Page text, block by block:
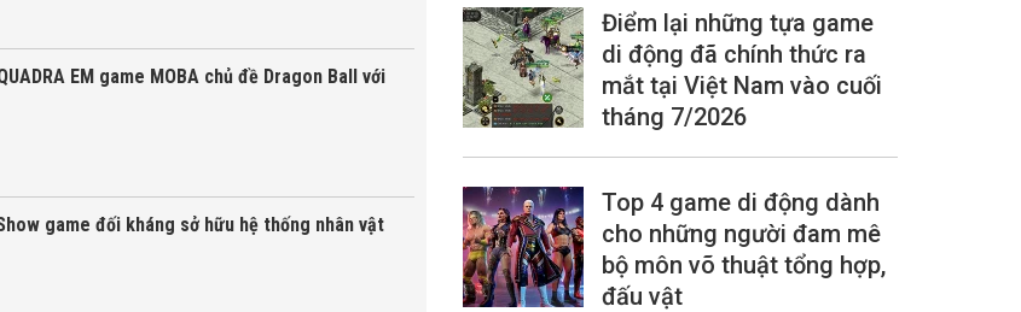
EM game MOBA chủ đề Dragon Ball với
game đối kháng sở hữu hệ thống nhân vật
Điểm lại những tựa game
di động đã chính thức ra
mắt tại Việt Nam vào cuối
tháng 7/2026
Top 4 game di động dành
cho những người đam mê
bộ môn võ thuật tổng hợp,
đấu vật